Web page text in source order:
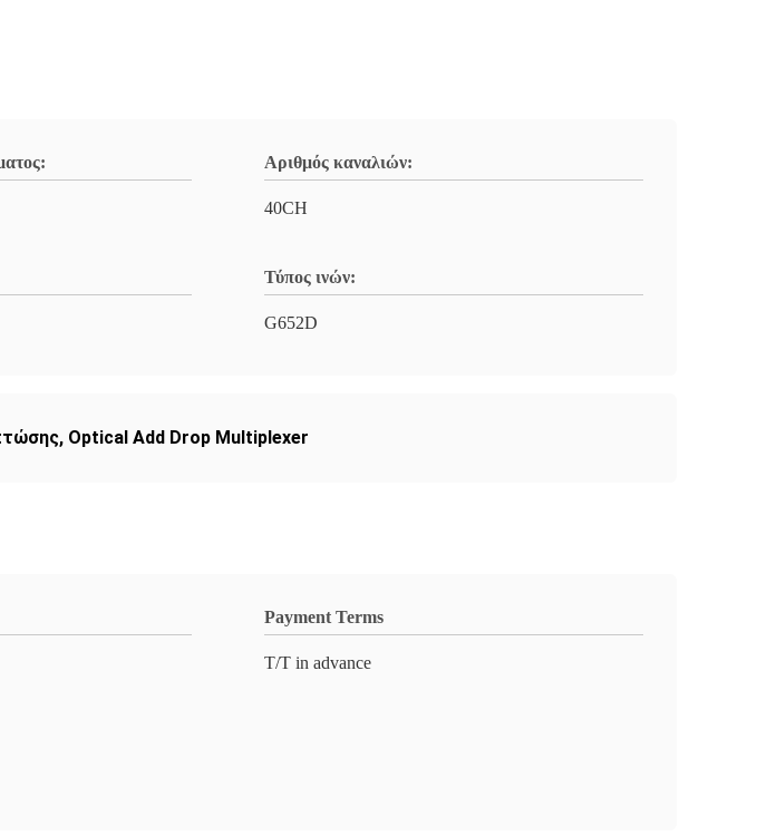
Αριθμός καναλιών:
40CH
Τύπος ινών:
G652D
, Optical Add Drop Multiplexer
Payment Terms
T/T in advance